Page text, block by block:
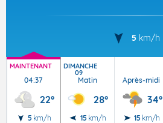
5 km/h
MAINTENANT
04:37
22°
5 km/h
DIMANCHE
09
Matin
28°
15 km/h
Après-midi
34°
15 km/h